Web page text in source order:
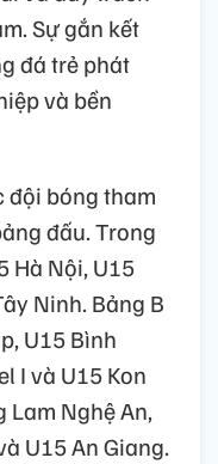
Sự gắn kết
đá trẻ phát
và bền
đội bóng tham
đấu. Trong
Hà Nội, U15
Ninh. Bảng B
U15 Bình
I và U15 Kon
Lam Nghệ An,
U15 An Giang.